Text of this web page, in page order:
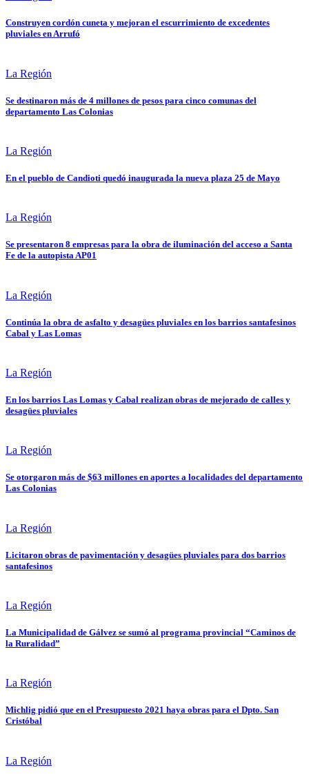
Construyen cordón cuneta y mejoran el escurrimiento de excedentes
pluviales en Arrufó
La Región
Se destinaron más de 4 millones de pesos para cinco comunas del
departamento Las Colonias
La Región
En el pueblo de Candioti quedó inaugurada la nueva plaza 25 de Mayo
La Región
Se presentaron 8 empresas para la obra de iluminación del acceso a Santa
Fe de la autopista AP01
La Región
Continúa la obra de asfalto y desagües pluviales en los barrios santafesinos
Cabal y Las Lomas
La Región
En los barrios Las Lomas y Cabal realizan obras de mejorado de calles y
desagües pluviales
La Región
Se otorgaron más de $63 millones en aportes a localidades del departamento
Las Colonias
La Región
Licitaron obras de pavimentación y desagües pluviales para dos barrios
santafesinos
La Región
La Municipalidad de Gálvez se sumó al programa provincial “Caminos de
la Ruralidad”
La Región
Michlig pidió que en el Presupuesto 2021 haya obras para el Dpto. San
Cristóbal
La Región